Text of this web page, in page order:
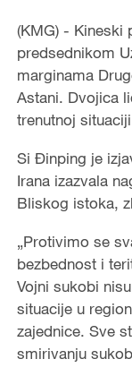
(KMG) - Kineski
predsednikom
marginama
Astani. Dvojica
trenutnoj
Si Đinping je
Irana izazvala
Bliskog istoka,
„Protivimo se
bezbednost i
Vojni sukobi
situacije u
zajednice. Sve
smirivanju